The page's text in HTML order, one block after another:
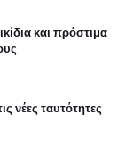
και πρόστιμα
νέες ταυτότητες